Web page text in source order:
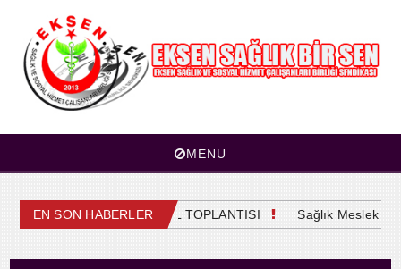
MENU
EN SON HABERLER
4. OLAĞAN GENEL KURUL TOPLANTISI Sağlık Meslek